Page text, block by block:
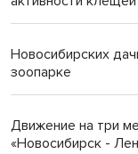
Новосибирских
зоопарке
Движение на три
«Новосибирск -